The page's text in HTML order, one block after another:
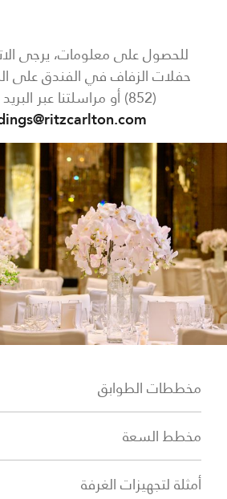
للحصول على معلومات، يرجى
(852) أو مراسلتنا عبر البريد الإلكتروني
مخططات الطوابق
مخطط السعة
أمثلة لتجهيزات الغرفة